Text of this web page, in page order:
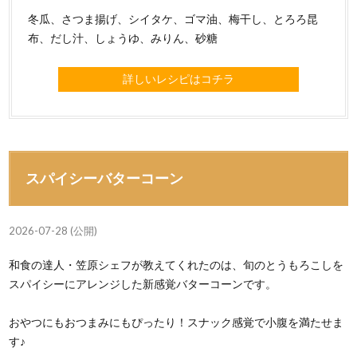
冬瓜、さつま揚げ、シイタケ、ゴマ油、梅干し、とろろ昆
布、だし汁、しょうゆ、みりん、砂糖
詳しいレシピはコチラ
スパイシーバターコーン
2026-07-28 (公開)
和食の達人・笠原シェフが教えてくれたのは、旬のとうもろこしを
スパイシーにアレンジした新感覚バターコーンです。
おやつにもおつまみにもぴったり！スナック感覚で小腹を満たせま
す♪